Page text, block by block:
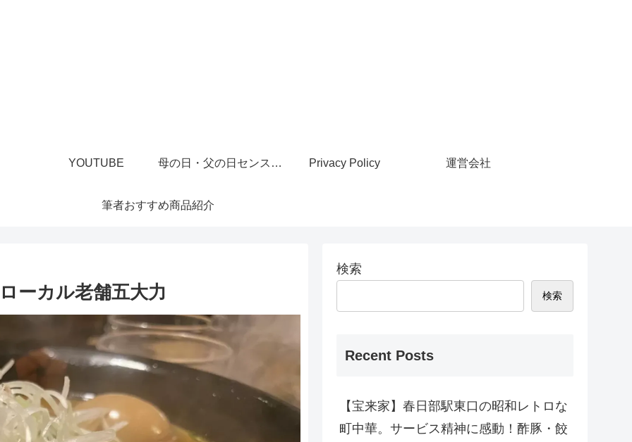
YOUTUBE 母の日・父の日センスあるプレゼント Privacy Policy 運営会社
筆者おすすめ商品紹介
ーカル老舗五大力
検索
検索
Recent Posts
【宝来家】春日部駅東口の昭和レトロな
町中華。サービス精神に感動！酢豚・餃